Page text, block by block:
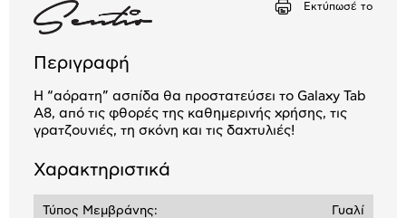
Εκτύπωσέ το
Περιγραφή
Η “αόρατη” ασπίδα θα προστατεύσει το Galaxy Tab
A8, από τις φθορές της καθημερινής χρήσης, τις
γρατζουνιές, τη σκόνη και τις δαχτυλιές!
Χαρακτηριστικά
Τύπος Μεμβράνης: Γυαλί